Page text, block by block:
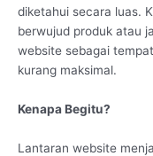
diketahui secara luas.
berwujud produk atau
website sebagai
kurang maksimal.
Kenapa Begitu?
Lantaran website